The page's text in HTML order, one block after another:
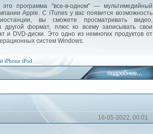
программа "все-в-одном" — мультимедийный
Apple. С iTunes у вас появится возможность
вы сможете просматривать видео,
формат, плюс ко всему записывать свои
и DVD-диски. Это одно из немногих продуктов от
систем Windows.
iPhone iPod
16-05-2022, 00:01